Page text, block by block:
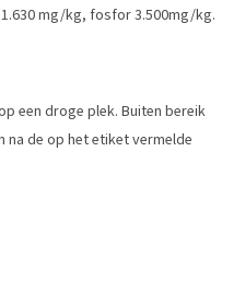
mg/kg, fosfor 3.500mg/kg.
een droge plek. Buiten bereik
na de op het etiket vermelde